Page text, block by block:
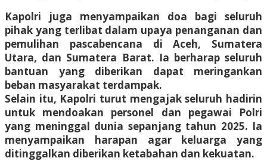
Kapolri juga menyampaikan doa bagi seluruh
pihak yang terlibat dalam upaya penanganan dan
pemulihan pascabencana di Aceh, Sumatera
Utara, dan Sumatera Barat. Ia berharap seluruh
bantuan yang diberikan dapat meringankan
beban masyarakat terdampak.
Selain itu, Kapolri turut mengajak seluruh hadirin
untuk mendoakan personel dan pegawai Polri
yang meninggal dunia sepanjang tahun 2025. Ia
menyampaikan harapan agar keluarga yang
ditinggalkan diberikan ketabahan dan kekuatan.